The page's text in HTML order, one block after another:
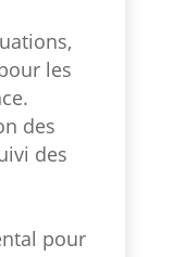
les
des
des
pour